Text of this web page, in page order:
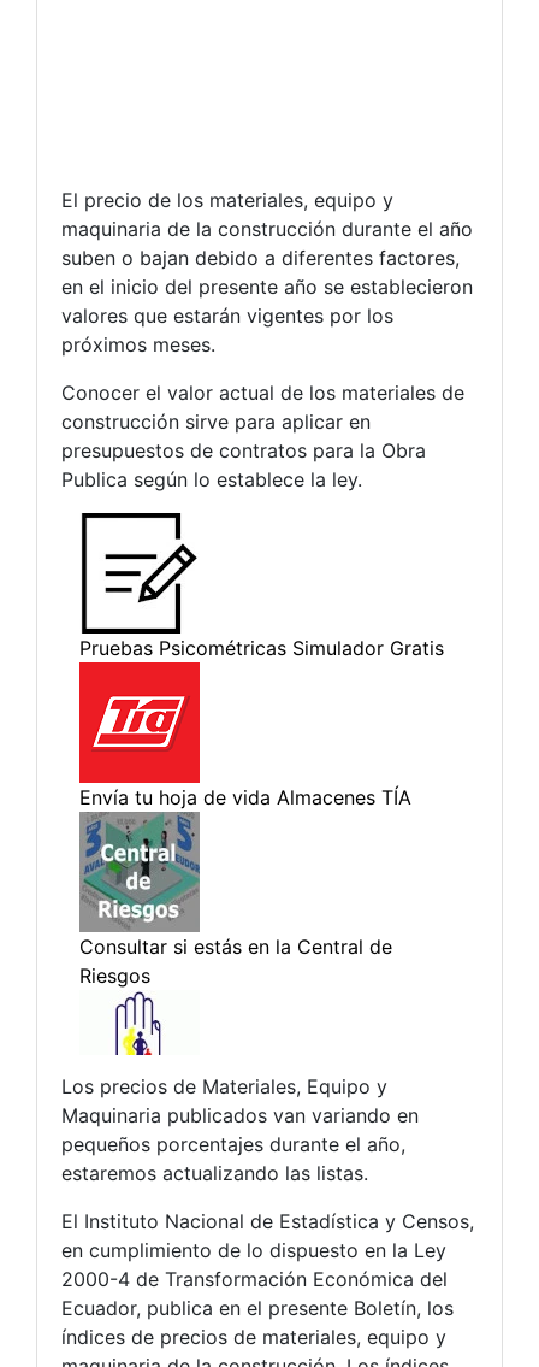
El precio de los materiales, equipo y
maquinaria de la construcción durante el año
suben o bajan debido a diferentes factores,
en el inicio del presente año se establecieron
valores que estarán vigentes por los
próximos meses.
Conocer el valor actual de los materiales de
construcción sirve para aplicar en
presupuestos de contratos para la Obra
Publica según lo establece la ley.
Los precios de Materiales, Equipo y
Maquinaria publicados van variando en
pequeños porcentajes durante el año,
estaremos actualizando las listas.
El Instituto Nacional de Estadística y Censos,
en cumplimiento de lo dispuesto en la Ley
2000-4 de Transformación Económica del
Ecuador, publica en el presente Boletín, los
índices de precios de materiales, equipo y